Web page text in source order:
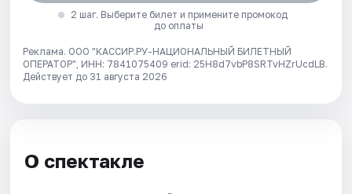
2 шаг. Выберите билет и примените промокод
до оплаты
Реклама. ООО "КАССИР.РУ-НАЦИОНАЛЬНЫЙ БИЛЕТНЫЙ
ОПЕРАТОР", ИНН: 7841075409 erid: 25H8d7vbP8SRTvHZrUcdLB.
Действует до 31 августа 2026
О спектакле